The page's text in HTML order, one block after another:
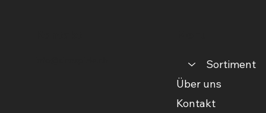
Sortiment
Über uns
Kontakt